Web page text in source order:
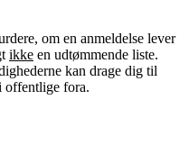
om en anmeldelse lever
ikke en udtømmende liste.
kan drage dig til
offentlige fora.